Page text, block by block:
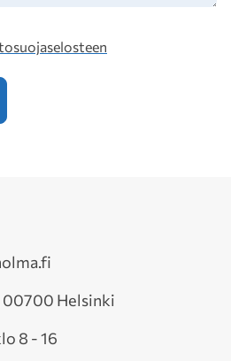
00700 Helsinki
8 - 16